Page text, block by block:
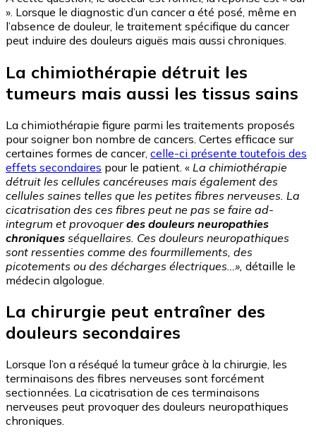
». Lorsque le diagnostic d’un cancer a été posé, même en
l’absence de douleur, le traitement spécifique du cancer
peut induire des douleurs aiguës mais aussi chroniques.
La chimiothérapie détruit les
tumeurs mais aussi les tissus sains
La chimiothérapie figure parmi les traitements proposés
pour soigner bon nombre de cancers. Certes efficace sur
certaines formes de cancer, celle-ci présente toutefois des
effets secondaires pour le patient. « La chimiothérapie
détruit les cellules cancéreuses mais également des
cellules saines telles que les petites fibres nerveuses. La
cicatrisation des ces fibres peut ne pas se faire ad-
integrum et provoquerdes douleurs neuropathies
chroniques séquellaires. Ces douleurs neuropathiques
sont ressenties comme des fourmillements, des
picotements ou des décharges électriques…», détaille le
médecin algologue.
La chirurgie peut entraîner des
douleurs secondaires
Lorsque l’on a réséqué la tumeur grâce à la chirurgie, les
terminaisons des fibres nerveuses sont forcément
sectionnées. La cicatrisation de ces terminaisons
nerveuses peut provoquer des douleurs neuropathiques
chroniques.